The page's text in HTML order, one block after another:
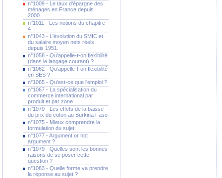
n°1009 - Le taux d'épargne des
ménages en France depuis
2000.
n°1011 - Les notions du chapitre
4
n°1043 - L'évolution du SMIC et
du salaire moyen nets réels
depuis 1951.
n°1058 - Qu'appelle-t-on flexibilité
(dans le langage courant) ?
n°1062 - Qu'appelle-t-on flexibilité
en SES ?
n°1065 - Qu'est-ce que l'emploi ?
n°1067 - La spécialisation du
commerce international par
produit et par zone
n°1070 - Les effets de la baisse
du prix du coton au Burkina Faso
n°1075 - Mieux comprendre la
formulation du sujet.
n°1077 - Argument or not
argument ?
n°1079 - Quelles sont les bonnes
raisons de se poser cette
question ?
n°1083 - Quelle forme va prendre
la réponse au sujet ?